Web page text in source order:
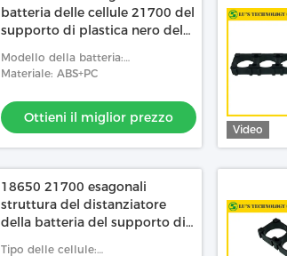
batteria delle cellule 21700 del
supporto di plastica nero del
Modello della batteria:
18650/26650/32650/32700/21700
Materiale: ABS+PC
Ottieni il miglior prezzo
Video
18650 21700 esagonali
struttura del distanziatore
della batteria del supporto di
Tipo delle cellule: